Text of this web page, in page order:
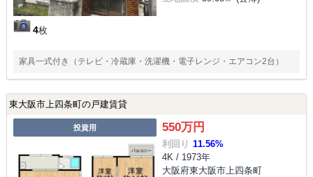
4枚
家具一式付き（テレビ・冷蔵庫・洗濯機・電子レンジ・エアコン2台）
東大阪市上四条町の戸建賃貸
投資用 550万円
利回り 11.56%
4K / 1973年
大阪府東大阪市上四条町